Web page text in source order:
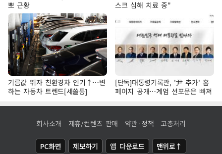
뽀 근황
스크 심해 치료 중"
기름값 뛰자 친환경차 인기↑…변
하는 자동차 트렌드[세쓸통]
[단독]대통령기록관, '尹 추가' 홈
페이지 공개…계엄 선포문은 빠져
회사소개 제휴/컨텐츠 판매 약관·정책 고충처리
PC화면 제보하기 앱 다운로드 맨위로↑